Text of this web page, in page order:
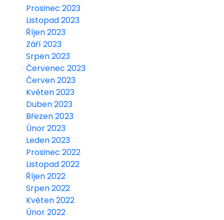
Prosinec 2023
Listopad 2023
Říjen 2023
Září 2023
Srpen 2023
Červenec 2023
Červen 2023
Květen 2023
Duben 2023
Březen 2023
Únor 2023
Leden 2023
Prosinec 2022
Listopad 2022
Říjen 2022
Srpen 2022
Květen 2022
Únor 2022